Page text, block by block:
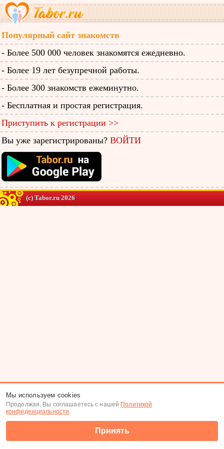
Популярный сайт знакомств
- Более 500 000 человек знакомятся ежедневно.
- Более 19 лет безупречной работы.
- Более 300 знакомств ежеминутно.
- Бесплатная и простая регистрация.
Приступить к регистрации >>
Вы уже зарегистрированы? ВОЙТИ
(c) Tabor.ru 2026
Мы используем cookies
Продолжая, Вы соглашаетесь с нашей Политикой
конфиденциальности.
Принять